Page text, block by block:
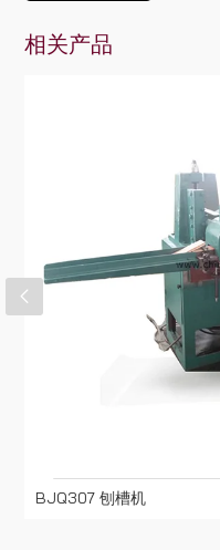
相关产品
BJQ307 刨槽机